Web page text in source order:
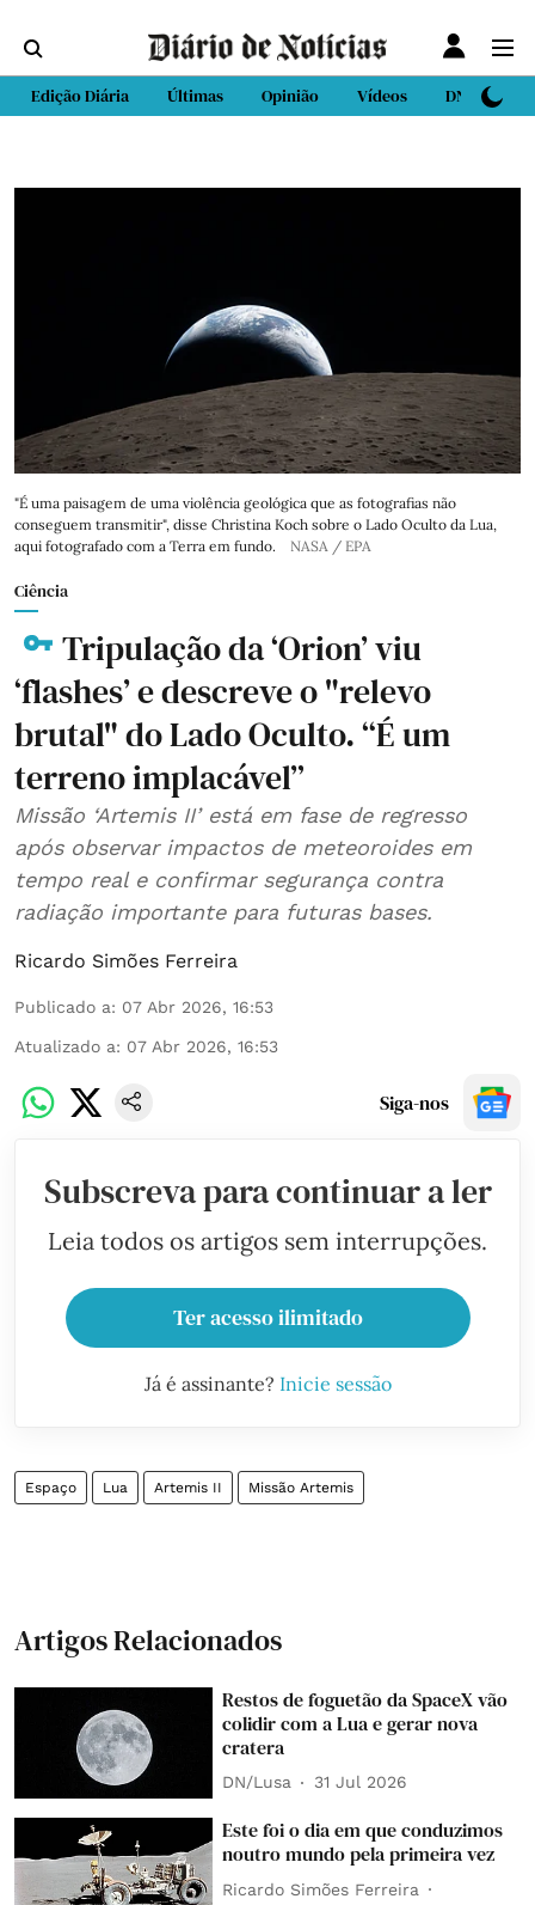
Edição Diária Últimas Opinião Vídeos DN Sport
"É uma paisagem de uma violência geológica que as fotografias não
conseguem transmitir", disse Christina Koch sobre o Lado Oculto da Lua,
aqui fotografado com a Terra em fundo.
NASA / EPA
Ciência
Tripulação da ‘Orion’ viu
‘flashes’ e descreve o "relevo
brutal" do Lado Oculto. “É um
terreno implacável”
Missão ‘Artemis II’ está em fase de regresso
após observar impactos de meteoroides em
tempo real e confirmar segurança contra
radiação importante para futuras bases.
Ricardo Simões Ferreira
Publicado a: 07 Abr 2026, 16:53
Atualizado a: 07 Abr 2026, 16:53
Siga-nos
Subscreva para continuar a ler
Leia todos os artigos sem interrupções.
Ter acesso ilimitado
Já é assinante? Inicie sessão
Espaço Lua Artemis II Missão Artemis
Artigos Relacionados
Restos de foguetão da SpaceX vão
colidir com a Lua e gerar nova
cratera
DN/Lusa 31 Jul 2026
Este foi o dia em que conduzimos
noutro mundo pela primeira vez
Ricardo Simões Ferreira